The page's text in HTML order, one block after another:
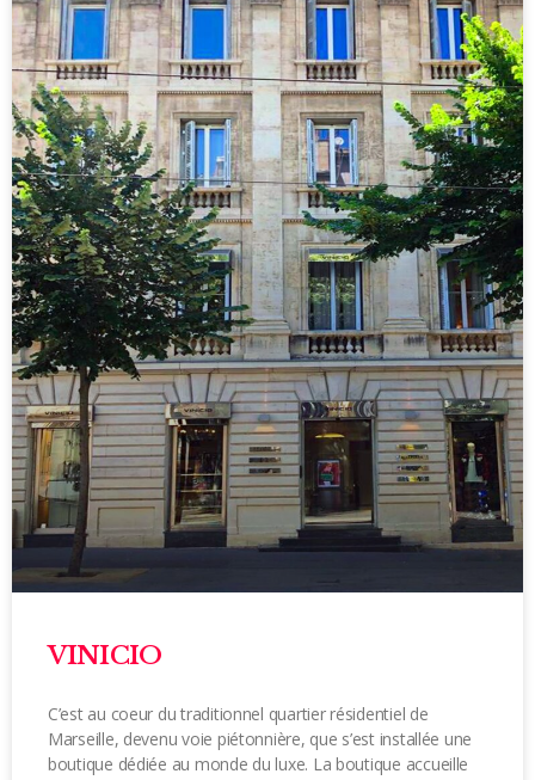
VINICIO
C’est au coeur du traditionnel quartier résidentiel de
Marseille, devenu voie piétonnière, que s’est installée une
boutique dédiée au monde du luxe. La boutique accueille